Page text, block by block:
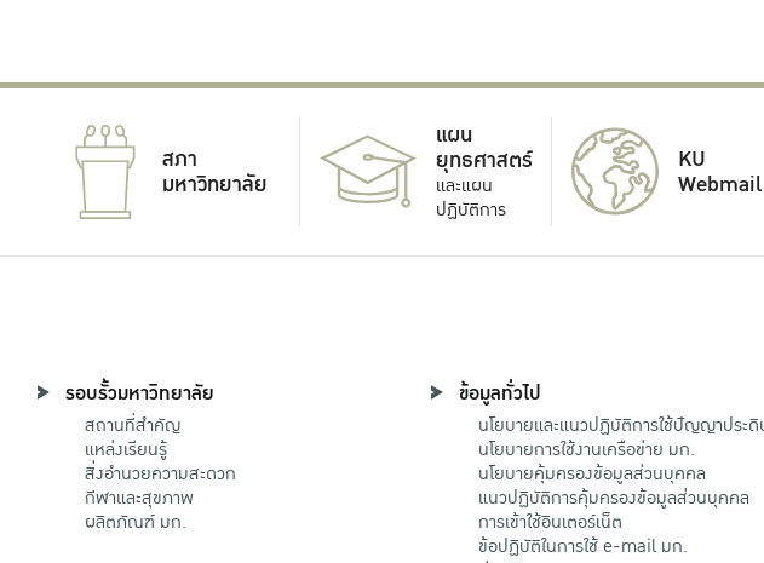
สภา
มหาวิทยาลัย
แผน
ยุทธศาสตร์
และแผน
ปฏิบัติการ
KU
Webmail
รอบรั้วมหาวิทยาลัย
สถานที่สำคัญ
แหล่งเรียนรู้
สิ่งอำนวยความสะดวก
กีฬาและสุขภาพ
ผลิตภัณฑ์ มก.
ข้อมูลทั่วไป
นโยบายและแนวปฏิบัติการใช้ปัญญาประ
นโยบายการใช้งานเครือข่าย มก.
นโยบายคุ้มครองข้อมูลส่วนบุคคล
แนวปฏิบัติการคุ้มครองข้อมูลส่วนบุคคล
การเข้าใช้อินเตอร์เน็ต
ข้อปฏิบัติในการใช้ e-mail มก.